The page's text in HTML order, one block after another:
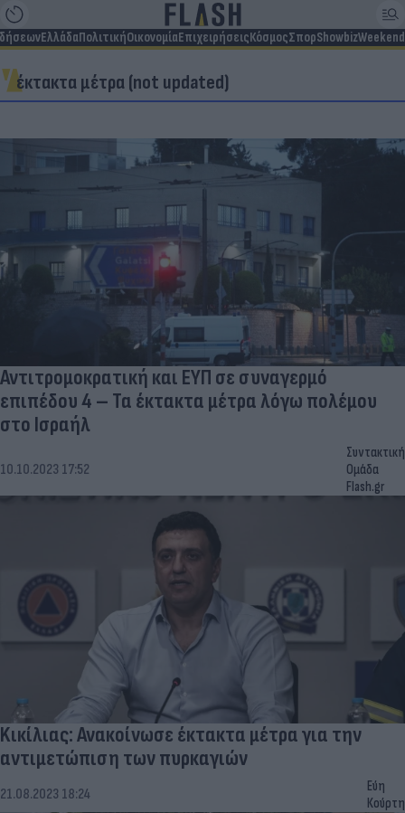
ΕλλάδαΠολιτικήΟικονομίαΕπιχειρήσειςΚόσμοςΣπορShowbizWeekend
έκτακτα μέτρα (not updated)
Αντιτρομοκρατική και ΕΥΠ σε συναγερμό
επιπέδου 4 – Τα έκτακτα μέτρα λόγω πολέμου
στο Ισραήλ
10.10.2023 17:52
Συντακτική
Ομάδα
Flash.gr
Kικίλιας: Ανακοίνωσε έκτακτα μέτρα για την
αντιμετώπιση των πυρκαγιών
21.08.2023 18:24
Εύη
Κούρτη